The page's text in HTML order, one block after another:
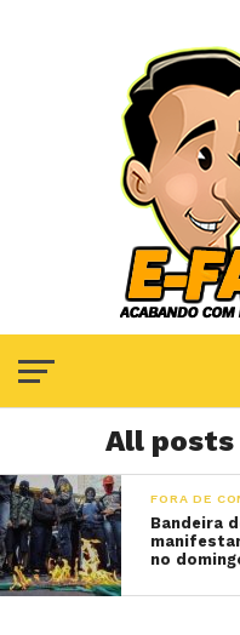
All posts
FORA DE
Bandeira
no